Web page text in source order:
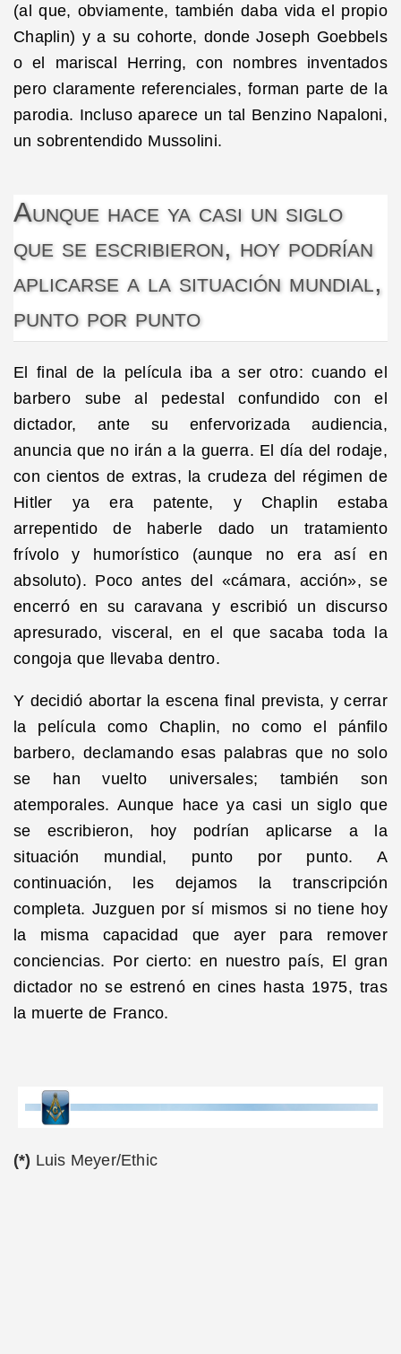
(al que, obviamente, también daba vida el propio
Chaplin) y a su cohorte, donde Joseph Goebbels
o el mariscal Herring, con nombres inventados
pero claramente referenciales, forman parte de la
parodia. Incluso aparece un tal Benzino Napaloni,
un sobrentendido Mussolini.
Aunque hace ya casi un siglo
que se escribieron, hoy podrían
aplicarse a la situación mundial,
punto por punto
El final de la película iba a ser otro: cuando el
barbero sube al pedestal confundido con el
dictador, ante su enfervorizada audiencia,
anuncia que no irán a la guerra. El día del rodaje,
con cientos de extras, la crudeza del régimen de
Hitler ya era patente, y Chaplin estaba
arrepentido de haberle dado un tratamiento
frívolo y humorístico (aunque no era así en
absoluto). Poco antes del «cámara, acción», se
encerró en su caravana y escribió un discurso
apresurado, visceral, en el que sacaba toda la
congoja que llevaba dentro.
Y decidió abortar la escena final prevista, y cerrar
la película como Chaplin, no como el pánfilo
barbero, declamando esas palabras que no solo
se han vuelto universales; también son
atemporales. Aunque hace ya casi un siglo que
se escribieron, hoy podrían aplicarse a la
situación mundial, punto por punto. A
continuación, les dejamos la transcripción
completa. Juzguen por sí mismos si no tiene hoy
la misma capacidad que ayer para remover
conciencias. Por cierto: en nuestro país, El gran
dictador no se estrenó en cines hasta 1975, tras
la muerte de Franco.
(*) Luis Meyer/Ethic